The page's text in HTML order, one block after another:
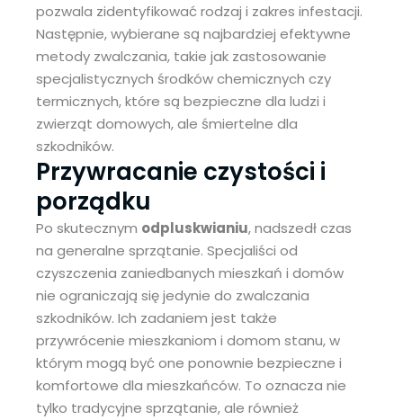
pozwala zidentyfikować rodzaj i zakres infestacji.
Następnie, wybierane są najbardziej efektywne
metody zwalczania, takie jak zastosowanie
specjalistycznych środków chemicznych czy
termicznych, które są bezpieczne dla ludzi i
zwierząt domowych, ale śmiertelne dla
szkodników.
Przywracanie czystości i
porządku
Po skutecznym odpluskwianiu, nadszedł czas
na generalne sprzątanie. Specjaliści od
czyszczenia zaniedbanych mieszkań i domów
nie ograniczają się jedynie do zwalczania
szkodników. Ich zadaniem jest także
przywrócenie mieszkaniom i domom stanu, w
którym mogą być one ponownie bezpieczne i
komfortowe dla mieszkańców. To oznacza nie
tylko tradycyjne sprzątanie, ale również